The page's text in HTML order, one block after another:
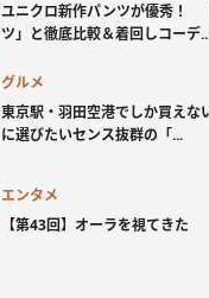
ユニクロ新作パンツが優秀！
ツ」と徹底比較＆着回しコーデ
グルメ
東京駅・羽田空港でしか買え
に選びたいセンス抜群の「...
エンタメ
【第43回】オーラを視てきた